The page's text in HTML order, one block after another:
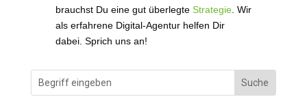
brauchst Du eine gut überlegte Strategie. Wir
als erfahrene Digital-Agentur helfen Dir
dabei. Sprich uns an!